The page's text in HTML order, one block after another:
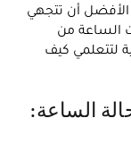
الأفضل أن تتجهي
الساعة من
لتتعلمي كيف
الساعة: